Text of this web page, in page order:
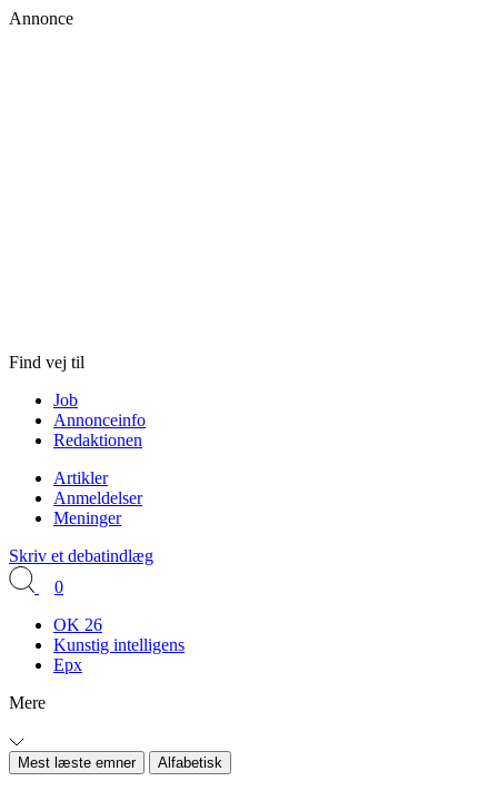
Annonce
Find vej til
Job
Annonceinfo
Redaktionen
Artikler
Anmeldelser
Meninger
Skriv et debatindlæg
0
OK 26
Kunstig intelligens
Epx
Mere
Mest læste emner Alfabetisk